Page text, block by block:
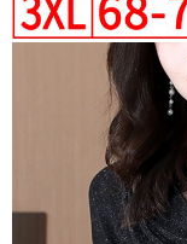
資料（包含姓名、電話
由本公司與您本人進行
3.完整用戶服務條款，
是否繳費成功／繳費後
客戶支援中心」https://
【注意事項】
１．透過由恩沛科技股
易，需依本服務之必要
權轉讓予恩沛科技股份
２．關於個人資料處理
https://aftee.tw/terms/
３．未成年的使用者請
「AFTEE先享後付」，
每筆NT$80，滿
7-11付款取貨
每筆NT$80，滿
付款後7-11取貨
每筆NT$80，滿